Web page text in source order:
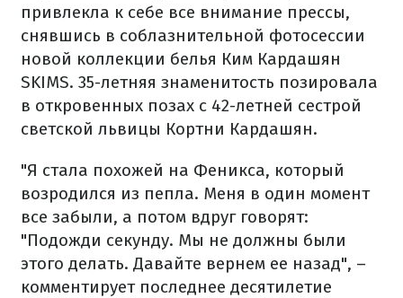
привлекла к себе все внимание прессы,
снявшись в соблазнительной фотосессии
новой коллекции белья Ким Кардашян
SKIMS. 35-летняя знаменитость позировала
в откровенных позах с 42-летней сестрой
светской львицы Кортни Кардашян.
"Я стала похожей на Феникса, который
возродился из пепла. Меня в один момент
все забыли, а потом вдруг говорят:
"Подожди секунду. Мы не должны были
этого делать. Давайте вернем ее назад", –
комментирует последнее десятилетие